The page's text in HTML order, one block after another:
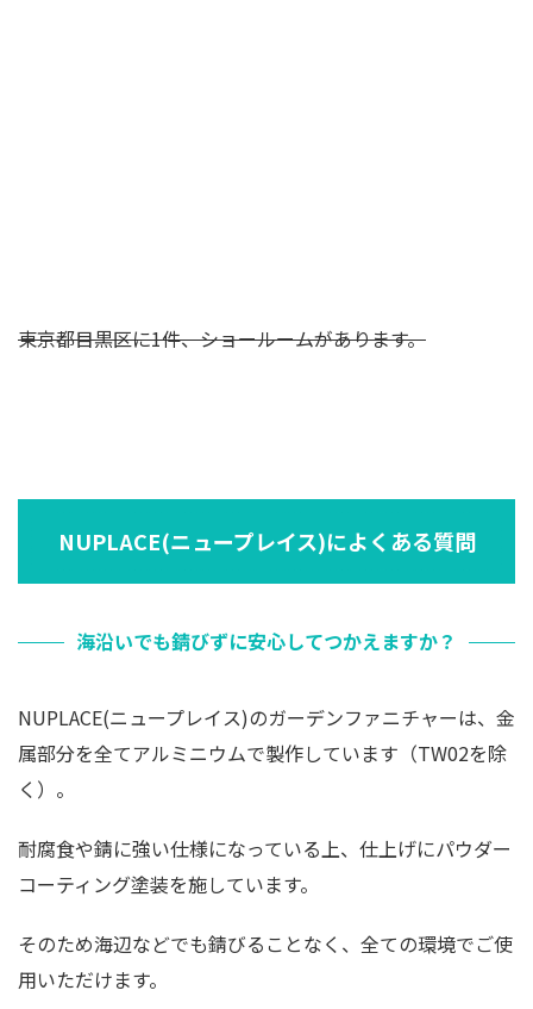
東京都目黒区に1件、ショールームがあります。
NUPLACE(ニュープレイス)によくある質問
海沿いでも錆びずに安心してつかえますか？
NUPLACE(ニュープレイス)のガーデンファニチャーは、金
属部分を全てアルミニウムで製作しています（TW02を除
く）。
耐腐食や錆に強い仕様になっている上、仕上げにパウダー
コーティング塗装を施しています。
そのため海辺などでも錆びることなく、全ての環境でご使
用いただけます。